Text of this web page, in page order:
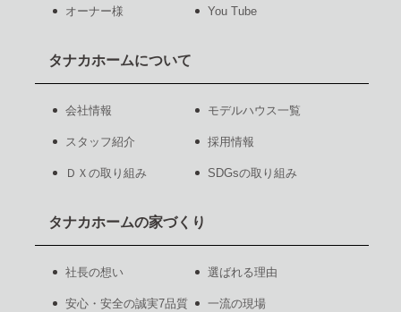
オーナー様 You Tube
タナカホームについて
会社情報 モデルハウス一覧
スタッフ紹介 採用情報
ＤＸの取り組み SDGsの取り組み
タナカホームの家づくり
社長の想い 選ばれる理由
安心・安全の誠実7品質 一流の現場